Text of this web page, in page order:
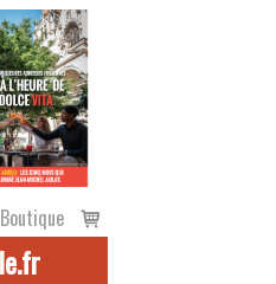
Boutique
Voir
le